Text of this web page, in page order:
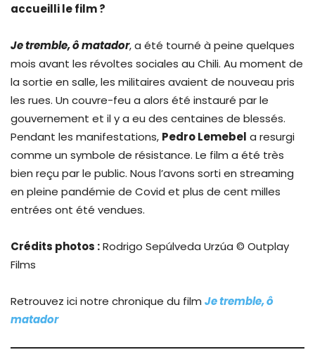
accueilli le film ?
Je tremble, ô matador, a été tourné à peine quelques
mois avant les révoltes sociales au Chili. Au moment de
la sortie en salle, les militaires avaient de nouveau pris
les rues. Un couvre-feu a alors été instauré par le
gouvernement et il y a eu des centaines de blessés.
Pendant les manifestations, Pedro Lemebel a resurgi
comme un symbole de résistance. Le film a été très
bien reçu par le public. Nous l’avons sorti en streaming
en pleine pandémie de Covid et plus de cent milles
entrées ont été vendues.
Crédits photos :Rodrigo Sepúlveda Urzúa © Outplay
Films
Retrouvez ici notre chronique du film Je tremble, ô
matador